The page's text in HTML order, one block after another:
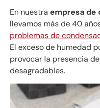
En nuestra empresa de
llevamos más de 40
problemas de
El exceso de humedad
provocar la presencia
desagradables.